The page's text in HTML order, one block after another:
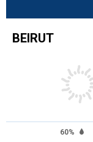
BEIRUT
60%